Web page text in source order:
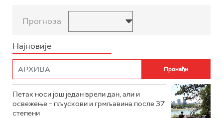
Прогноза
Најновије
Петак носи још један врели дан, али и
освежење – пљускови и грмљавина после 37
степени